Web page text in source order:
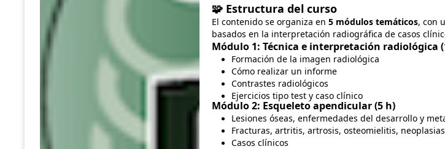
🧩 Estructura del curso
El contenido se organiza en 5 módulos temáticos, con
basados en la interpretación radiográfica de casos
Módulo 1: Técnica e interpretación radiológica
Formación de la imagen radiológica
Cómo realizar un informe
Contrastes radiológicos
Ejercicios tipo test y caso clínico
Módulo 2: Esqueleto apendicular (5 h)
Lesiones óseas, enfermedades del desarrollo y
Fracturas, artritis, artrosis, osteomielitis, neoplasias
Casos clínicos